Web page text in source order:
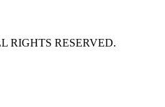
RIGHTS RESERVED.